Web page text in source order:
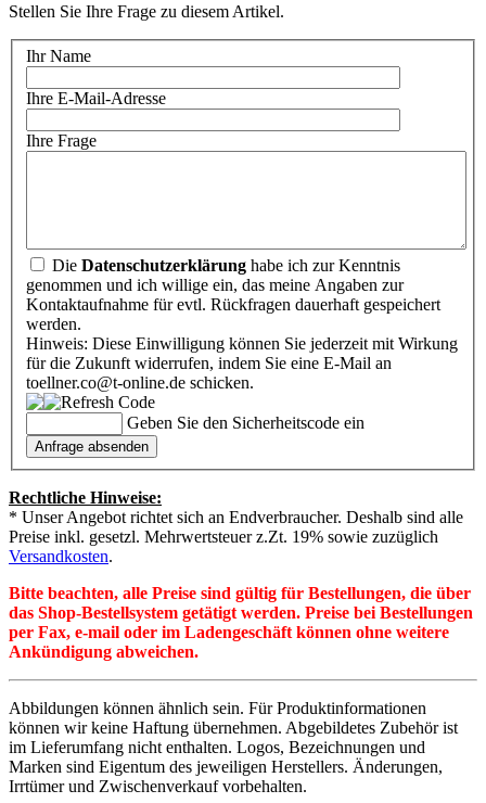
Stellen Sie Ihre Frage zu diesem Artikel.
Ihr Name
Ihre E-Mail-Adresse
Ihre Frage
Die Datenschutzerklärung habe ich zur Kenntnis
genommen und ich willige ein, das meine Angaben zur
Kontaktaufnahme für evtl. Rückfragen dauerhaft gespeichert
werden.
Hinweis: Diese Einwilligung können Sie jederzeit mit Wirkung
für die Zukunft widerrufen, indem Sie eine E-Mail an
toellner.co@t-online.de schicken.
Geben Sie den Sicherheitscode ein
Rechtliche Hinweise:
* Unser Angebot richtet sich an Endverbraucher. Deshalb sind alle
Preise inkl. gesetzl. Mehrwertsteuer z.Zt. 19% sowie zuzüglich
Versandkosten.
Bitte beachten, alle Preise sind gültig für Bestellungen, die über
das Shop-Bestellsystem getätigt werden. Preise bei Bestellungen
per Fax, e-mail oder im Ladengeschäft können ohne weitere
Ankündigung abweichen.
Abbildungen können ähnlich sein. Für Produktinformationen
können wir keine Haftung übernehmen. Abgebildetes Zubehör ist
im Lieferumfang nicht enthalten. Logos, Bezeichnungen und
Marken sind Eigentum des jeweiligen Herstellers. Änderungen,
Irrtümer und Zwischenverkauf vorbehalten.